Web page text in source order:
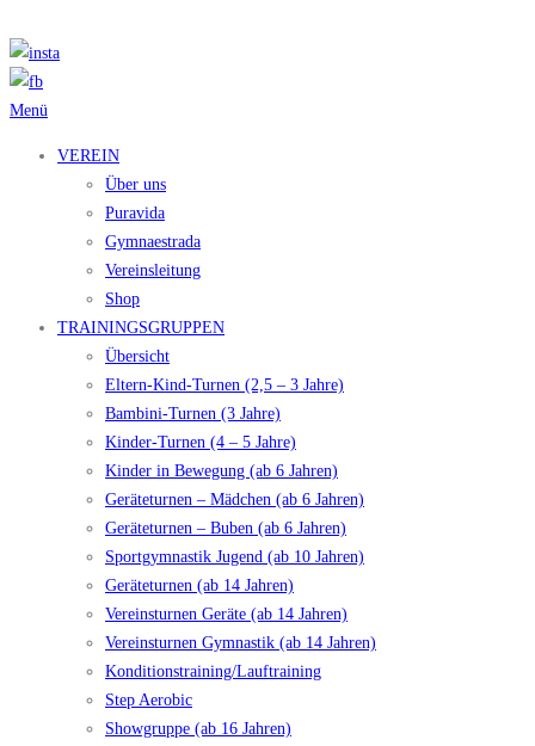
Inhalt
springen
Menü
VEREIN
Über uns
Puravida
Gymnaestrada
Vereinsleitung
Shop
TRAININGSGRUPPEN
Übersicht
Eltern-Kind-Turnen (2,5 – 3 Jahre)
Bambini-Turnen (3 Jahre)
Kinder-Turnen (4 – 5 Jahre)
Kinder in Bewegung (ab 6 Jahren)
Geräteturnen – Mädchen (ab 6 Jahren)
Geräteturnen – Buben (ab 6 Jahren)
Sportgymnastik Jugend (ab 10 Jahren)
Geräteturnen (ab 14 Jahren)
Vereinsturnen Geräte (ab 14 Jahren)
Vereinsturnen Gymnastik (ab 14 Jahren)
Konditionstraining/Lauftraining
Step Aerobic
Showgruppe (ab 16 Jahren)